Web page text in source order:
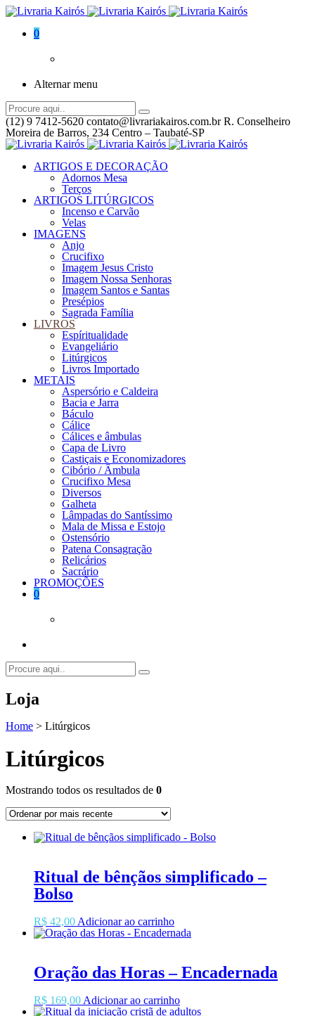
0
Alternar menu
(12) 9 7412-5620 contato@livrariakairos.com.brR. Conselheiro
Moreira de Barros, 234 Centro – Taubaté-SP
ARTIGOS E DECORAÇÃO
Adornos Mesa
Terços
ARTIGOS LITÚRGICOS
Incenso e Carvão
Velas
IMAGENS
Anjo
Crucifixo
Imagem Jesus Cristo
Imagem Nossa Senhoras
Imagem Santos e Santas
Presépios
Sagrada Família
LIVROS
Espíritualidade
Evangeliário
Litúrgicos
Livros Importado
METAIS
Aspersório e Caldeira
Bacia e Jarra
Báculo
Cálice
Cálices e âmbulas
Capa de Livro
Castiçais e Economizadores
Cibório / Âmbula
Crucifixo Mesa
Diversos
Galheta
Lâmpadas do Santíssimo
Mala de Missa e Estojo
Ostensório
Patena Consagração
Relicários
Sacrário
PROMOÇÕES
0
Loja
Home > Litúrgicos
Litúrgicos
Mostrando todos os resultados de 0
Ritual de bênçãos simplificado –
Bolso
R$ 42,00 Adicionar ao carrinho
Oração das Horas – Encadernada
R$ 169,00 Adicionar ao carrinho